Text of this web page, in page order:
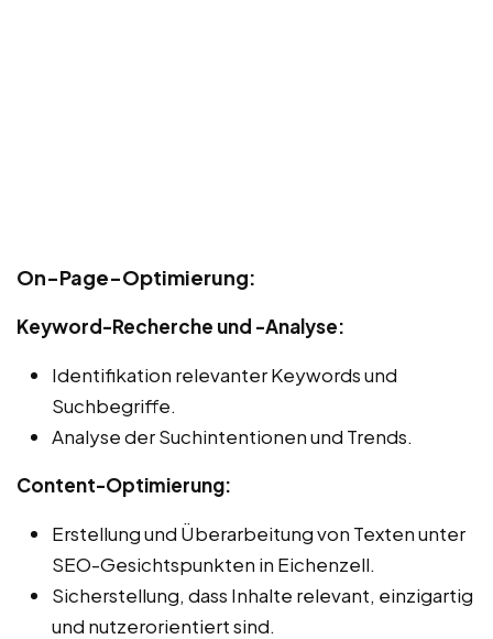
On-Page-Optimierung:
Keyword-Recherche und -Analyse:
Identifikation relevanter Keywords und
Suchbegriffe.
Analyse der Suchintentionen und Trends.
Content-Optimierung:
Erstellung und Überarbeitung von Texten unter
SEO-Gesichtspunkten in Eichenzell.
Sicherstellung, dass Inhalte relevant, einzigartig
und nutzerorientiert sind.